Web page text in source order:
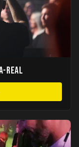
real